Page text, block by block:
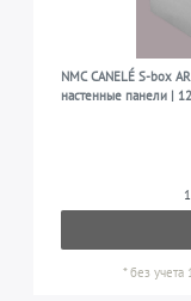
NMC CANELÉ S-box
настенные панели |
*без